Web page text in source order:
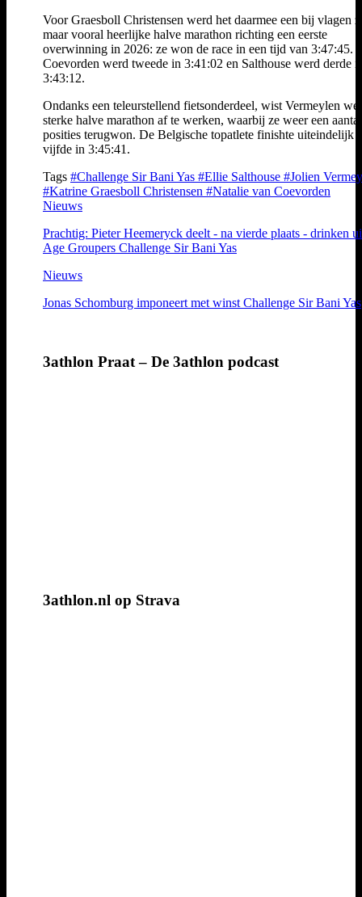
Voor Graesboll Christensen werd het daarmee een bij vlagen
maar vooral heerlijke halve marathon richting een eerste
overwinning in 2026: ze won de race in een tijd van 3:47:45.
Coevorden werd tweede in 3:41:02 en Salthouse werd derde
3:43:12.
Ondanks een teleurstellend fietsonderdeel, wist Vermeylen
sterke halve marathon af te werken, waarbij ze weer een aantal
posities terugwon. De Belgische topatlete finishte uiteindelijk
vijfde in 3:45:41.
Tags #Challenge Sir Bani Yas #Ellie Salthouse #Jolien
#Katrine Graesboll Christensen #Natalie van Coevorden
Nieuws
Prachtig: Pieter Heemeryck deelt - na vierde plaats - drinken
Age Groupers Challenge Sir Bani Yas
Nieuws
Jonas Schomburg imponeert met winst Challenge Sir Bani Yas
3athlon Praat – De 3athlon podcast
3athlon.nl op Strava